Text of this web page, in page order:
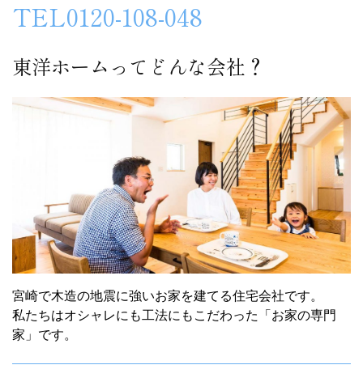
TEL0120-108-048
東洋ホームってどんな会社？
宮崎で木造の地震に強いお家を建てる住宅会社です。
私たちはオシャレにも工法にもこだわった「お家の専門
家」です。